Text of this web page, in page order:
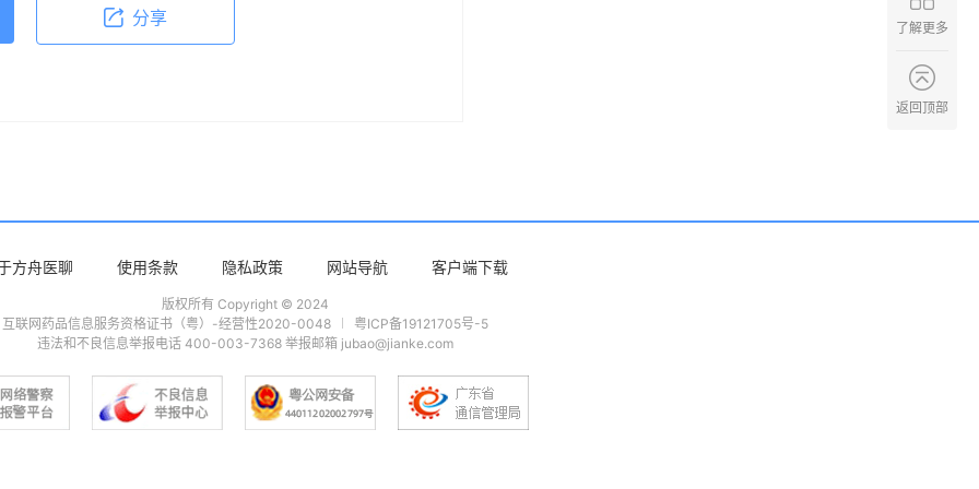
分享
方舟医聊 使用条款 隐私政策 网站导航 客户端下载
版权所有 Copyright © 2024
互联网药品信息服务资格证书（粤）-经营性2020-0048
粤ICP备19121705号-5
违法和不良信息举报电话 400-003-7368 举报邮箱 jubao@jianke.com
了解更多
返回顶部